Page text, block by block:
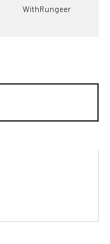
WithRungeer